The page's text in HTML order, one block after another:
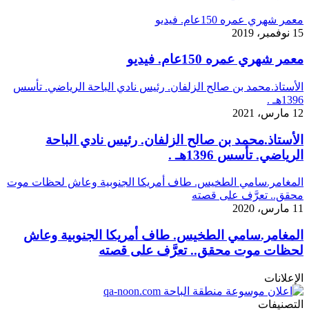
معمر شهري عمره 150عام. فيديو
15 نوفمبر، 2019
معمر شهري عمره 150عام. فيديو
الأستاذ.محمد بن صالح الزلفان. رئيس نادي الباحة الرياضي. تأسس
1396هـ .
12 مارس، 2021
الأستاذ.محمد بن صالح الزلفان. رئيس نادي الباحة
الرياضي. تأسس 1396هـ .
المغامر.سامي الطخيس. طاف أمريكا الجنوبية وعاش لحظات موت
محقق.. تعرَّف على قصته
11 مارس، 2020
المغامر.سامي الطخيس. طاف أمريكا الجنوبية وعاش
لحظات موت محقق.. تعرَّف على قصته
الإعلانات
التصنيفات